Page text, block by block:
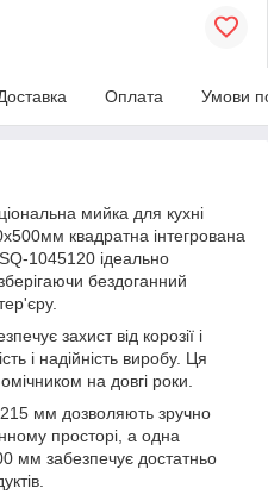
Оплата Умови
мийка для кухні
квадратна інтегрована
1045120 ідеально
бездоганний
захист від корозії і
і надійність виробу. Ця
на довгі роки.
мм дозволяють зручно
просторі, а одна
мм забезпечує достатньо